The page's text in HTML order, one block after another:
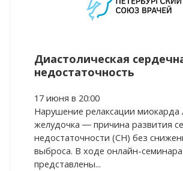
Диастолическая
недостаточность
17 июня в 20:00
Нарушение релаксации миокарда
желудочка ― причина развития
недостаточности (СН) без
выброса. В ходе онлайн-
представлены...